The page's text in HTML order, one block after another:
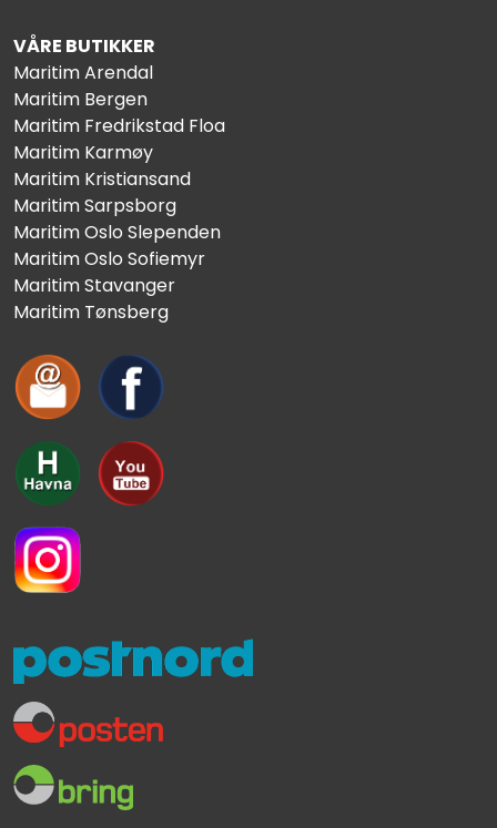
VÅRE BUTIKKER
Maritim Arendal
Maritim Bergen
Maritim Fredrikstad Floa
Maritim Karmøy
Maritim Kristiansand
Maritim Sarpsborg
Maritim Oslo Slependen
Maritim Oslo Sofiemyr
Maritim Stavanger
Maritim Tønsberg